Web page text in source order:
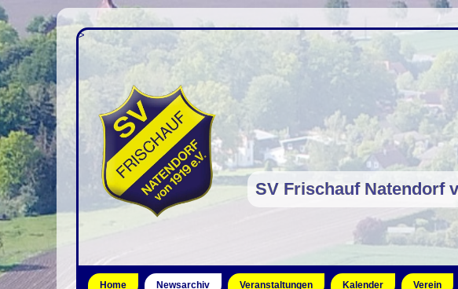
>
SV Frischauf Natendorf
Home Newsarchiv Veranstaltungen Kalender Verein